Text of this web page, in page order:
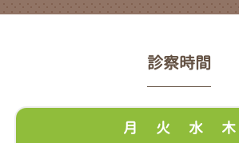
診察時間
月 火 水 木